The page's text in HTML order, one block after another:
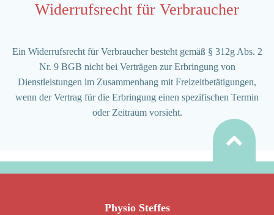
Widerrufsrecht für Verbraucher
Ein Widerrufsrecht für Verbraucher besteht gemäß § 312g Abs. 2
Nr. 9 BGB nicht bei Verträgen zur Erbringung von
Dienstleistungen im Zusammenhang mit Freizeitbetätigungen,
wenn der Vertrag für die Erbringung einen spezifischen Termin
oder Zeitraum vorsieht.
Physio Steffes